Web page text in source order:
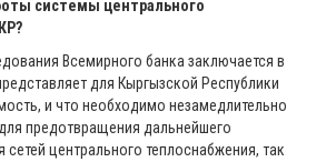
системы центрального
Всемирного банка заключается в
для Кыргызской Республики
и что необходимо незамедлительно
предотвращения дальнейшего
сетей центрального теплоснабжения, так